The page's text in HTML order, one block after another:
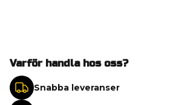
Varför handla hos oss?
Snabba leveranser